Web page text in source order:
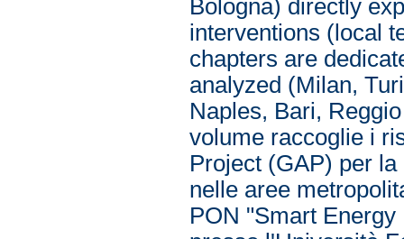
Bologna) directly
interventions (local
chapters are
analyzed (Milan,
Naples, Bari,
volume raccoglie i
Project (GAP) per
nelle aree
PON "Smart